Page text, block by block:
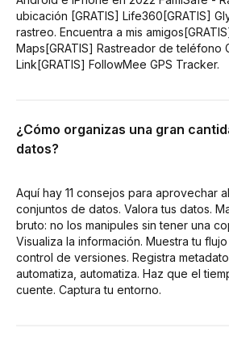
ubicación [GRATIS] Life360[GRATIS]
rastreo. Encuentra a mis
Maps[GRATIS] Rastreador de teléfono
Link[GRATIS] FollowMee GPS Tracker.
¿Cómo organizas una gran
datos?
Aquí hay 11 consejos para aprovechar
conjuntos de datos. Valora tus datos.
bruto: no los manipules sin tener una
Visualiza la información. Muestra tu
control de versiones. Registra
automatiza, automatiza. Haz que el
cuente. Captura tu entorno.